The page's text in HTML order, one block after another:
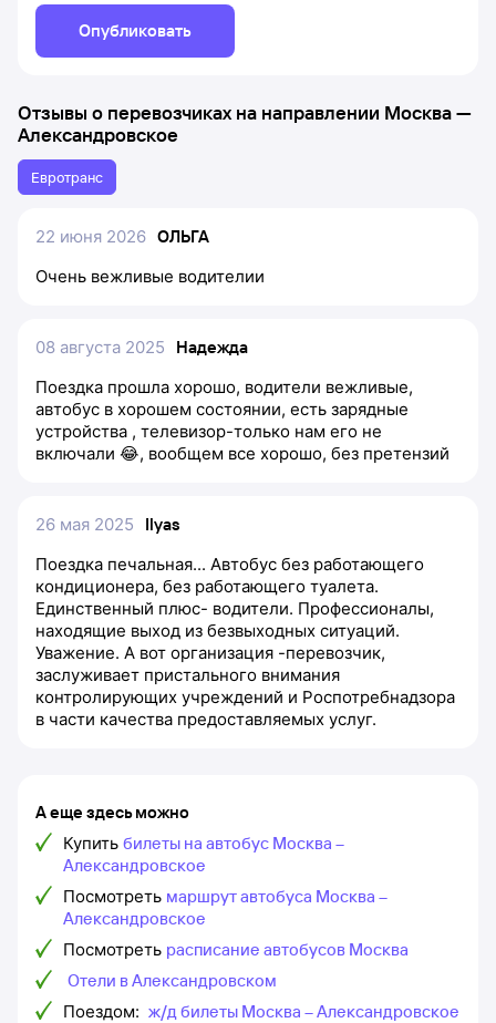
Опубликовать
Отзывы о перевозчиках на направлении Москва—
Александровское
Евротранс
22 июня 2026 ОЛЬГА
Очень вежливые водителии
08 августа 2025
Надежда
Поездка прошла хорошо, водители вежливые,
автобус в хорошем состоянии, есть зарядные
устройства , телевизор-только нам его не
включали 😂, вообщем все хорошо, без претензий
26 мая 2025
Ilyas
Поездка печальная... Автобус без работающего
кондиционера, без работающего туалета.
Единственный плюс- водители. Профессионалы,
находящие выход из безвыходных ситуаций.
Уважение. А вот организация -перевозчик,
заслуживает пристального внимания
контролирующих учреждений и Роспотребнадзора
в части качества предоставляемых услуг.
А еще здесь можно
Купить билеты на автобус Москва –
Александровское
Посмотреть маршрут автобуса Москва –
Александровское
Посмотреть расписание автобусов Москва
Отели в Александровском
Поездом: ж/д билеты Москва – Александровское